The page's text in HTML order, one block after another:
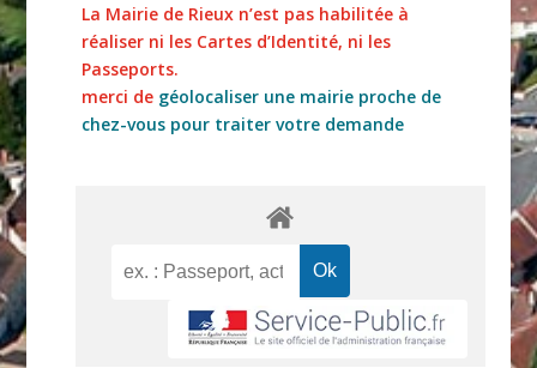
La Mairie de Rieux n’est pas habilitée à
réaliser ni les Cartes d’Identité, ni les
Passeports.
merci de géolocaliser une mairie proche de
chez-vous pour traiter votre demande